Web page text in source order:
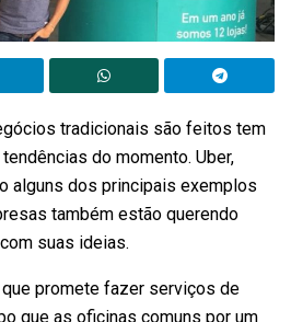
tradicionais são feitos tem
do momento. Uber,
alguns dos principais exemplos
também estão querendo
suas ideias.
que promete fazer serviços de
que as oficinas comuns por um